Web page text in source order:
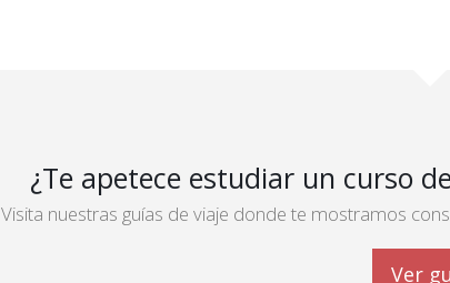
¿Te apetece estudiar un curso
Visita nuestras guías de viaje donde te mostramos
Ver